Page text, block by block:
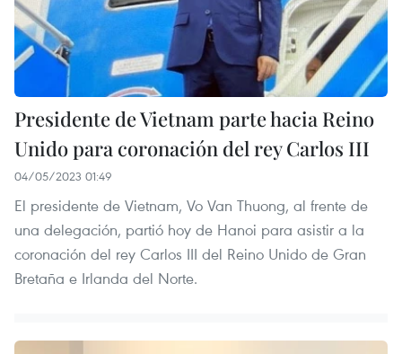
Presidente de Vietnam parte hacia Reino
Unido para coronación del rey Carlos III
04/05/2023 01:49
El presidente de Vietnam, Vo Van Thuong, al frente de
una delegación, partió hoy de Hanoi para asistir a la
coronación del rey Carlos III del Reino Unido de Gran
Bretaña e Irlanda del Norte.